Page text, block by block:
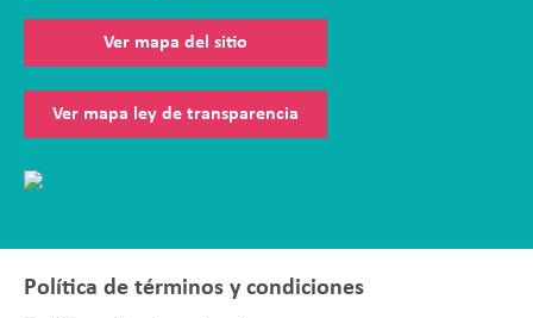
Ver mapa del sitio
Ver mapa ley de transparencia
Política de términos y condiciones